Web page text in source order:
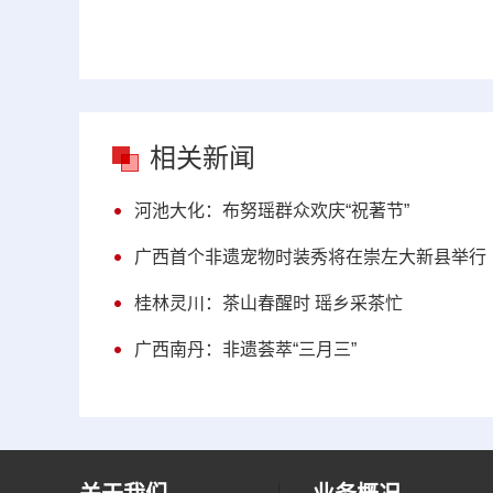
相关新闻
河池大化：布努瑶群众欢庆“祝著节”
广西首个非遗宠物时装秀将在崇左大新县举行
桂林灵川：茶山春醒时 瑶乡采茶忙
广西南丹：非遗荟萃“三月三”